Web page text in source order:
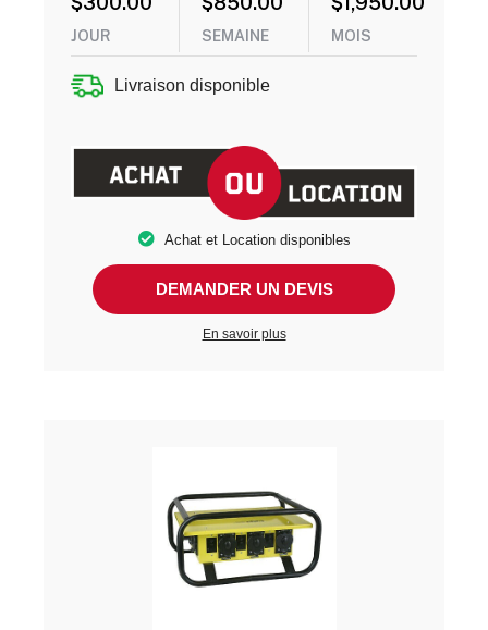
JOUR SEMAINE MOIS
Livraison disponible
Achat et Location disponibles
DEMANDER UN DEVIS
En savoir plus